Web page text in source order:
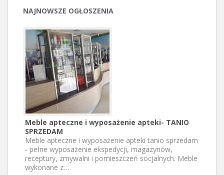
NAJNOWSZE OGŁOSZENIA
Meble apteczne i wyposażenie apteki- TANIO
SPRZEDAM
Meble apteczne i wyposażenie apteki tanio sprzedam
- pełne wyposażenie ekspedycji, magazynów,
receptury, zmywalni i pomieszczeń socjalnych. Meble
wykonane z…